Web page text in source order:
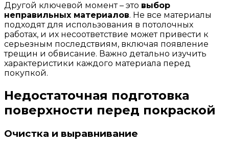
Другой ключевой момент – это выбор
неправильных материалов. Не все материалы
подходят для использования в потолочных
работах, и их несоответствие может привести к
серьезным последствиям, включая появление
трещин и обвисание. Важно детально изучить
характеристики каждого материала перед
покупкой.
Недостаточная подготовка
поверхности перед покраской
Очистка и выравнивание